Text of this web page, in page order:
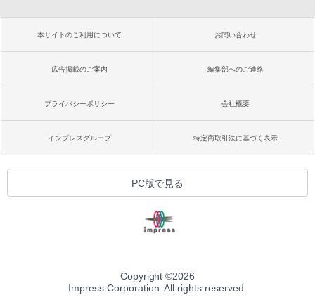
本サイトのご利用について お問い合わせ
広告掲載のご案内 編集部へのご連絡
プライバシーポリシー 会社概要
インプレスグループ 特定商取引法に基づく表示
PC版で見る
Copyright ©2026
Impress Corporation. All rights reserved.